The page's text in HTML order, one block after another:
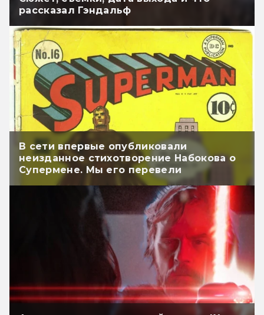
рассказал Гэндальф
В сети впервые опубликовали
неизданное стихотворение Набокова о
Супермене. Мы его перевели